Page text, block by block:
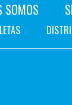
SOMOS